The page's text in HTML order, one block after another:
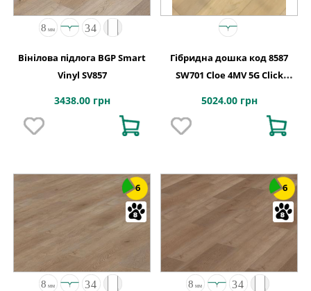
Вінілова підлога BGP Smart
Vinyl SV857
3438.00 грн
Гібридна дошка код 8587
SW701 Cloe 4MV 5G Click
5024.00 грн
6 6